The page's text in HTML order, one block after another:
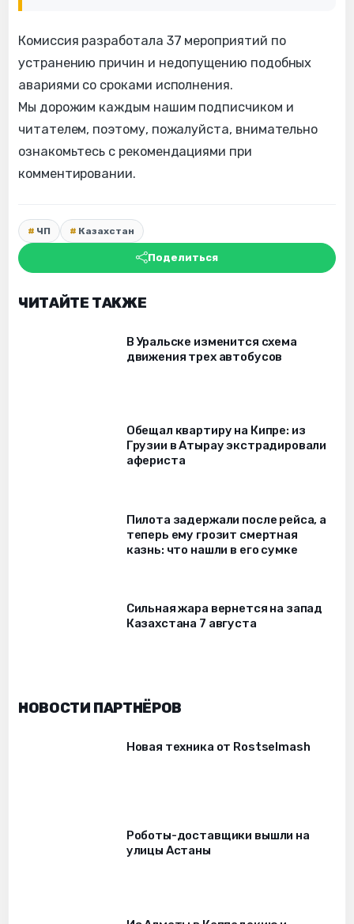
Комиссия разработала 37 мероприятий по
устранению причин и недопущению подобных
авариями со сроками исполнения.
Мы дорожим каждым нашим подписчиком и
читателем, поэтому, пожалуйста, внимательно
ознакомьтесь с рекомендациями при
комментировании.
ЧП Казахстан
Поделиться
ЧИТАЙТЕ ТАКЖЕ
В Уральске изменится схема
движения трех автобусов
Обещал квартиру на Кипре: из
Грузии в Атырау экстрадировали
афериста
Пилота задержали после рейса, а
теперь ему грозит смертная
казнь: что нашли в его сумке
Сильная жара вернется на запад
Казахстана 7 августа
НОВОСТИ ПАРТНЁРОВ
Новая техника от Rostselmash
Роботы-доставщики вышли на
улицы Астаны